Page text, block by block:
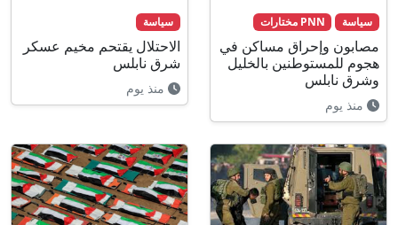
سياسة PNN مختارات
مصابون وإحراق مساكن في
هجوم للمستوطنين بالخليل
وشرق نابلس
منذ يوم
سياسة
الاحتلال يقتحم مخيم عسكر
شرق نابلس
منذ يوم